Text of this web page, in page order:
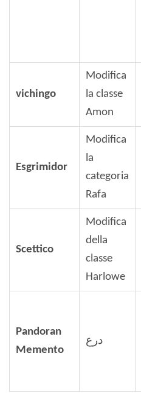
vichingo
Modifica
la classe
Amon
Esgrimidor
Modifica
la
categoria
Rafa
Scettico
Modifica
della
classe
Harlowe
Pandoran
Memento
درع